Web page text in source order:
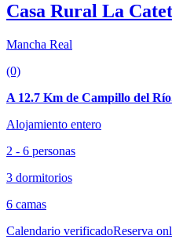
Casa Rural La
Mancha Real
(0)
A 12.7 Km de Campillo del
Alojamiento entero
2 - 6 personas
3 dormitorios
6 camas
Calendario verificadoReserva